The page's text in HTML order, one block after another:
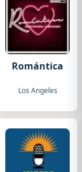
Romántica
Los Angeles